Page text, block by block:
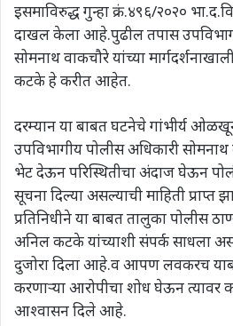
इसमाविरुद्ध गुन्हा क्रं.४९६/२०२०
दाखल केला आहे.पुढील तपास
सोमनाथ वाकचौरे यांच्या
कटके हे करीत आहेत.
दरम्यान या बाबत घटनेचे गांभीर्य
उपविभागीय पोलीस अधिकारी सोमनाथ
भेट देऊन परिस्थितीचा अंदाज घेऊन
सूचना दिल्या असल्याची माहिती
प्रतिनिधीने या बाबत तालुका पोलीस
अनिल कटके यांच्याशी संपर्क साधला
दुजोरा दिला आहे.व आपण लवकरच
करणाऱ्या आरोपीचा शोध घेऊन
आश्वासन दिले आहे.